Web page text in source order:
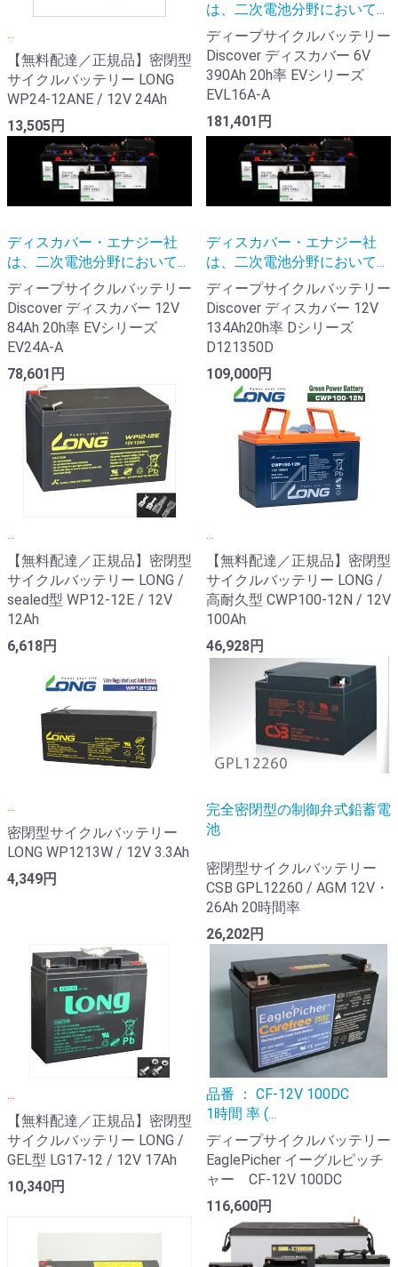
...
【無料配達／正規品】密閉型
サイクルバッテリー LONG
WP24-12ANE / 12V 24Ah
13,505円
は、二次電池分野において...
ディープサイクルバッテリー
Discover ディスカバー 6V
390Ah 20h率 EVシリーズ
EVL16A-A
181,401円
ディスカバー・エナジー社
は、二次電池分野において...
ディープサイクルバッテリー
Discover ディスカバー 12V
84Ah 20h率 EVシリーズ
EV24A-A
78,601円
ディスカバー・エナジー社
は、二次電池分野において...
ディープサイクルバッテリー
Discover ディスカバー 12V
134Ah20h率 Dシリーズ
D121350D
109,000円
...
【無料配達／正規品】密閉型
サイクルバッテリー LONG /
sealed型 WP12-12E / 12V
12Ah
6,618円
...
【無料配達／正規品】密閉型
サイクルバッテリー LONG /
高耐久型 CWP100-12N / 12V
100Ah
46,928円
...
密閉型サイクルバッテリー
LONG WP1213W / 12V 3.3Ah
4,349円
完全密閉型の制御弁式鉛蓄電
池
密閉型サイクルバッテリー
CSB GPL12260 / AGM 12V・
26Ah 20時間率
26,202円
...
【無料配達／正規品】密閉型
サイクルバッテリー LONG /
GEL型 LG17-12 / 12V 17Ah
10,340円
品番 ： CF-12V 100DC
1時間 率 (...
ディープサイクルバッテリー
EaglePicher イーグルピッチ
ャー CF-12V 100DC
116,600円